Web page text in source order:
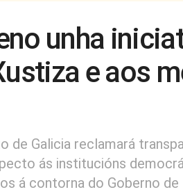
unha
e aos
de Galicia reclamará
ás institucións
á contorna do Goberno de